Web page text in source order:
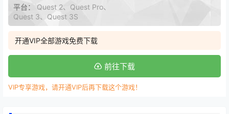
平台： Quest 2、Quest Pro、
Quest 3、Quest 3S
开通VIP全部游戏免费下载
前往下载
VIP专享游戏，请开通VIP后再下载这个游戏！